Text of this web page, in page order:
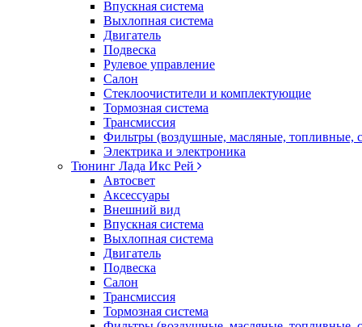
Впускная система
Выхлопная система
Двигатель
Подвеска
Рулевое управление
Салон
Стеклоочистители и комплектующие
Тормозная система
Трансмиссия
Фильтры (воздушные, масляные, топливные,
Электрика и электроника
Тюнинг Лада Икс Рей
Автосвет
Аксессуары
Внешний вид
Впускная система
Выхлопная система
Двигатель
Подвеска
Салон
Трансмиссия
Тормозная система